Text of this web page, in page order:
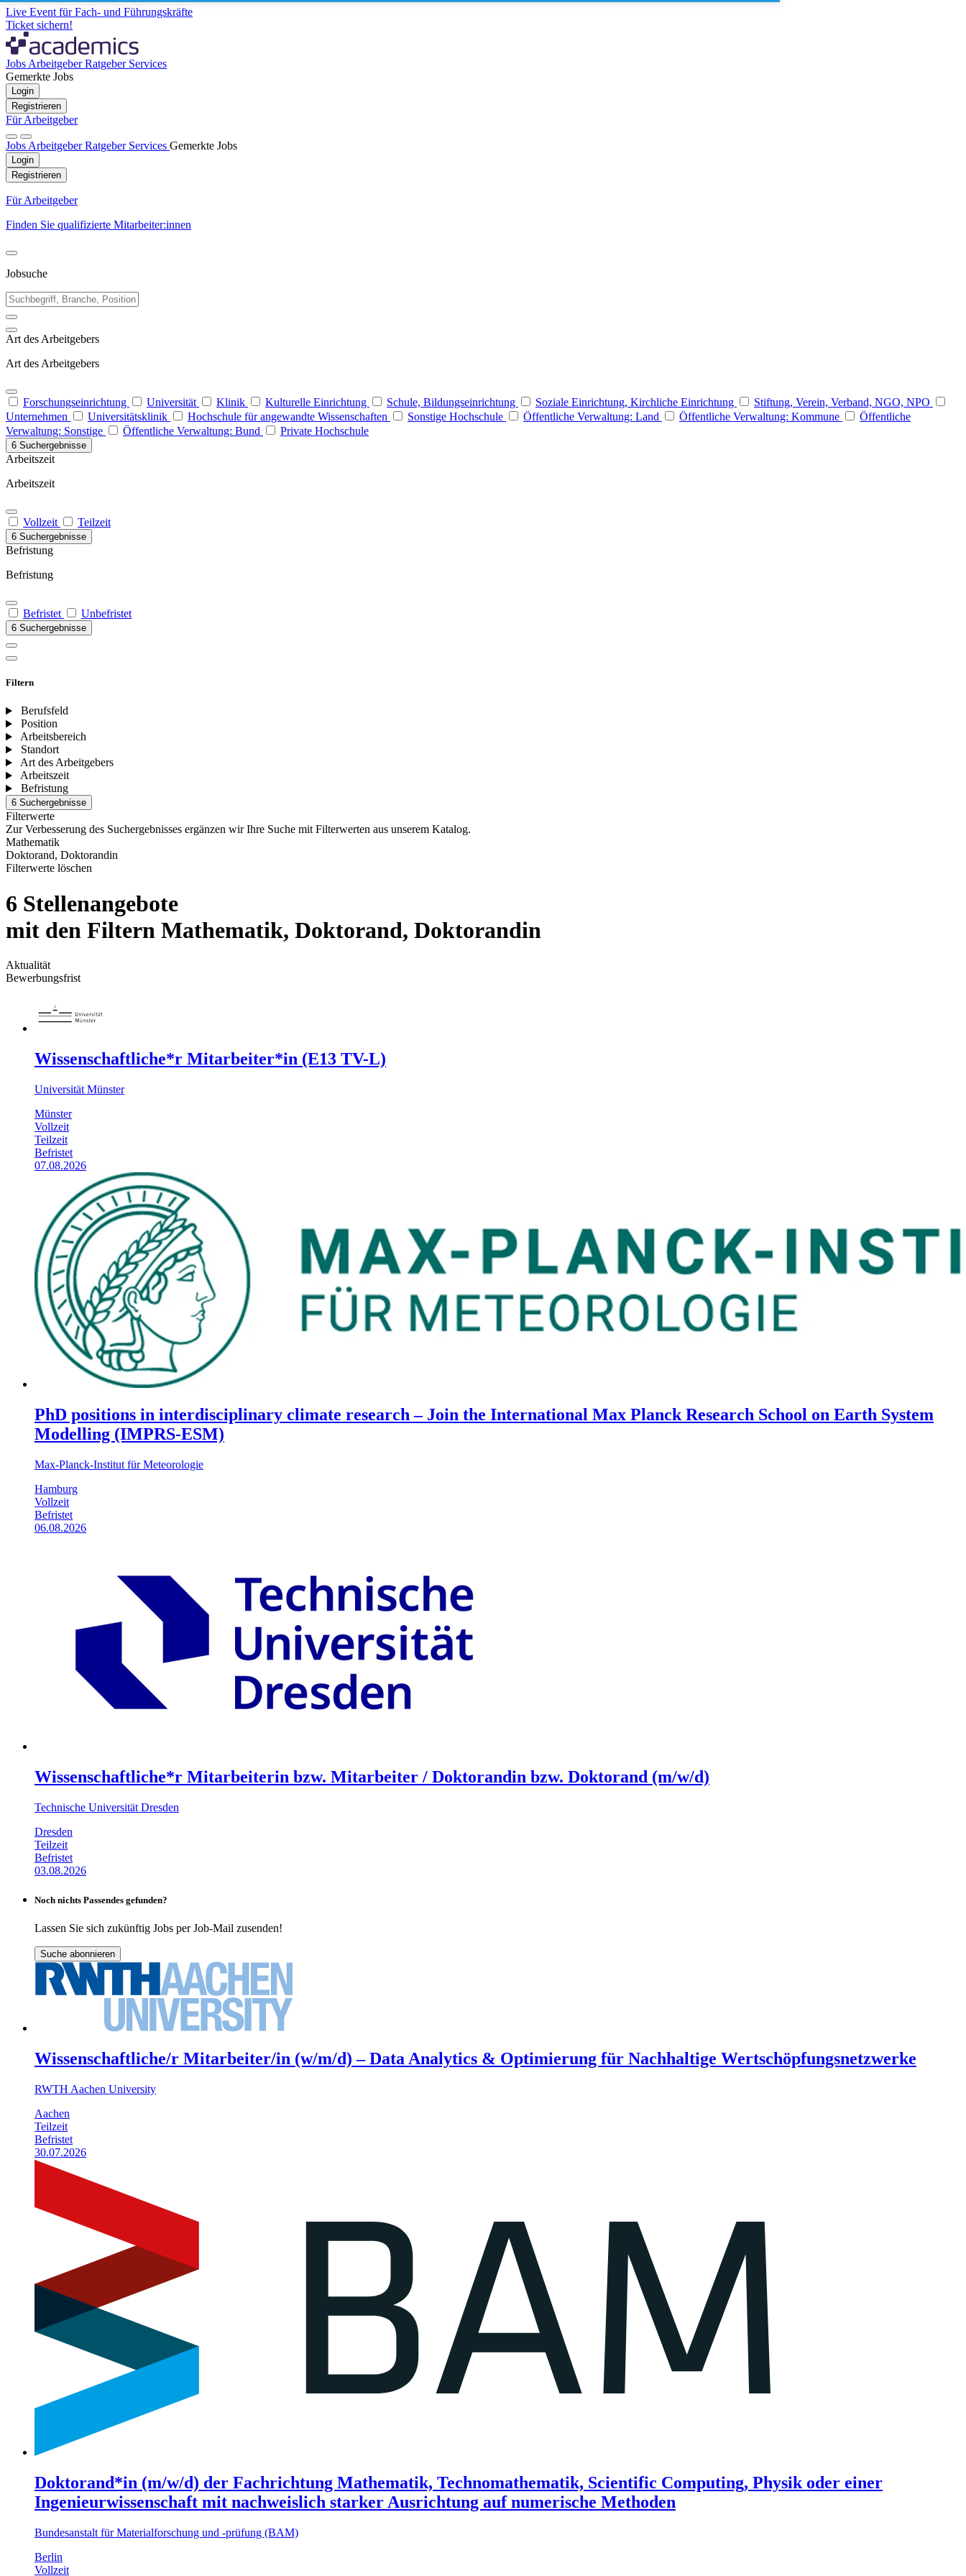
Live Event für Fach- und Führungskräfte
Ticket sichern!
Jobs ArbeitgeberRatgeber Services
Gemerkte Jobs
Login
Registrieren
Für Arbeitgeber
Jobs ArbeitgeberRatgeber Services Gemerkte Jobs
Login
Registrieren
Für Arbeitgeber
Finden Sie qualifizierte Mitarbeiter:innen
Jobsuche
Art des Arbeitgebers
Art des Arbeitgebers
Forschungseinrichtung Universität Klinik Kulturelle Einrichtung Schule, Bildungseinrichtung Soziale Einrichtung, Kirchliche Einrichtung
Stiftung, Verein, Verband, NGO, NPO
Unternehmen
Universitätsklinik Hochschule für angewandte Wissenschaften Sonstige Hochschule Öffentliche Verwaltung: Land Öffentliche Verwaltung: Kommune
Öffentliche
Verwaltung: Sonstige
Öffentliche Verwaltung: Bund Private Hochschule
6 Suchergebnisse
Arbeitszeit
Arbeitszeit
Vollzeit Teilzeit
6 Suchergebnisse
Befristung
Befristung
Befristet Unbefristet
6 Suchergebnisse
Filtern
Berufsfeld
Position
Arbeitsbereich
Standort
Art des Arbeitgebers
Arbeitszeit
Befristung
6 Suchergebnisse
Filterwerte
Zur Verbesserung des Suchergebnisses ergänzen wir Ihre Suche mit Filterwerten aus unserem Katalog.
Mathematik
Doktorand, Doktorandin
Filterwerte löschen
6 Stellenangebote
mit den Filtern Mathematik, Doktorand, Doktorandin
Aktualität
Bewerbungsfrist
Wissenschaftliche*r Mitarbeiter*in (E13 TV-L)
Universität Münster
Münster
Vollzeit
Teilzeit
Befristet
07.08.2026
PhD positions in interdisciplinary climate research – Join the International Max Planck Research School on Earth System
Modelling (IMPRS-ESM)
Max-Planck-Institut für Meteorologie
Hamburg
Vollzeit
Befristet
06.08.2026
Wissenschaftliche*r Mitarbeiterin bzw. Mitarbeiter / Doktorandin bzw. Doktorand (m/w/d)
Technische Universität Dresden
Dresden
Teilzeit
Befristet
03.08.2026
Noch nichts Passendes gefunden?
Lassen Sie sich zukünftig Jobs per Job-Mail zusenden!
Suche abonnieren
Wissenschaftliche/r Mitarbeiter/in (w/m/d) – Data Analytics & Optimierung für Nachhaltige Wertschöpfungsnetzwerke
RWTH Aachen University
Aachen
Teilzeit
Befristet
30.07.2026
Doktorand*in (m/w/d) der Fachrichtung Mathematik, Technomathematik, Scientific Computing, Physik oder einer
Ingenieurwissenschaft mit nachweislich starker Ausrichtung auf numerische Methoden
Bundesanstalt für Materialforschung und -prüfung (BAM)
Berlin
Vollzeit